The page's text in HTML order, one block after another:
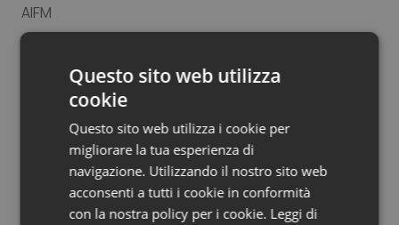
Salute orale & impianti
Sangue & coagulazione
Tiroide
Tumore al seno
Tumore ovarico
AIFM
25 Gennaio 2017
© Riproduzione riservata
Questo sito web utilizza
cookie
Questo sito web utilizza i cookie per
migliorare la tua esperienza di
navigazione. Utilizzando il nostro sito web
acconsenti a tutti i cookie in conformità
con la nostra policy per i cookie. Leggi di